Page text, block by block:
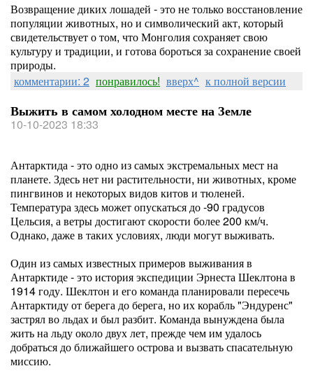
Возвращение диких лошадей - это не только восстановление
популяции животных, но и символический акт, который
свидетельствует о том, что Монголия сохраняет свою
культуру и традиции, и готова бороться за сохранение своей
природы.
комментарии: 2 понравилось! вверх^ к полной версии
Выжить в самом холодном месте на Земле
10-10-2023 18:33
Антарктида - это одно из самых экстремальных мест на
планете. Здесь нет ни растительности, ни животных, кроме
пингвинов и некоторых видов китов и тюленей.
Температура здесь может опускаться до -90 градусов
Цельсия, а ветры достигают скорости более 200 км/ч.
Однако, даже в таких условиях, люди могут выживать.
Один из самых известных примеров выживания в
Антарктиде - это история экспедиции Эрнеста Шеклтона в
1914 году. Шеклтон и его команда планировали пересечь
Антарктиду от берега до берега, но их корабль "Эндуренс"
застрял во льдах и был разбит. Команда вынуждена была
жить на льду около двух лет, прежде чем им удалось
добраться до ближайшего острова и вызвать спасательную
миссию.